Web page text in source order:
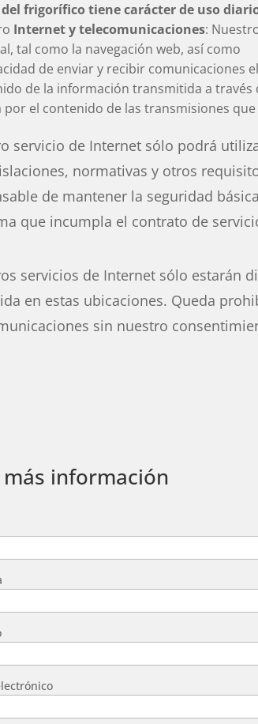
del frigorífico tiene carácter de uso
Internet y telecomunicaciones:
tal como la navegación web, así como
de enviar y recibir comunicaciones
de la información transmitida a
por el contenido de las transmisiones
servicio de Internet sólo podrá
normativas y otros
de mantener la seguridad
que incumpla el contrato de
servicios de Internet sólo estarán
en estas ubicaciones. Queda
sin nuestro
más información